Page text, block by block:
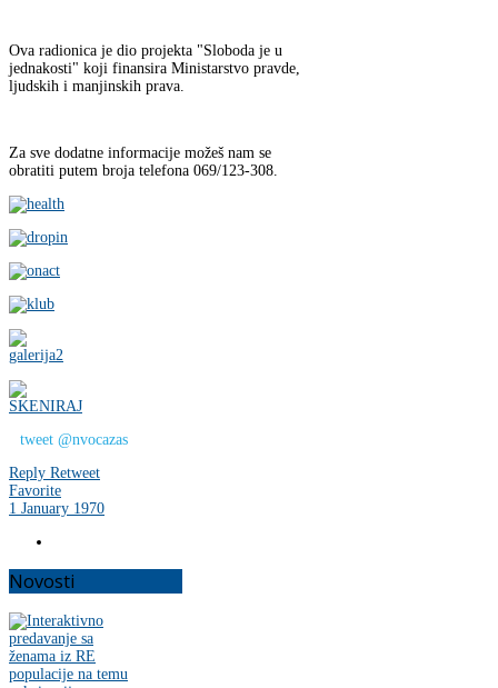
Ova radionica je dio projekta "Sloboda je u
jednakosti" koji finansira Ministarstvo pravde,
ljudskih i manjinskih prava.
Za sve dodatne informacije možeš nam se
obratiti putem broja telefona 069/123-308.
tweet @nvocazas
Reply Retweet
Favorite
1 January 1970
Novosti